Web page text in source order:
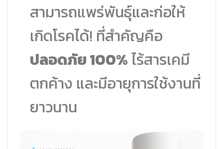
สามารถแพร่พันธุ์และก่อให้
เกิดโรคได้! ที่สำคัญคือ
ปลอดภัย 100%ไร้สารเคมี
ตกค้าง และมีอายุการใช้งานที่
ยาวนาน